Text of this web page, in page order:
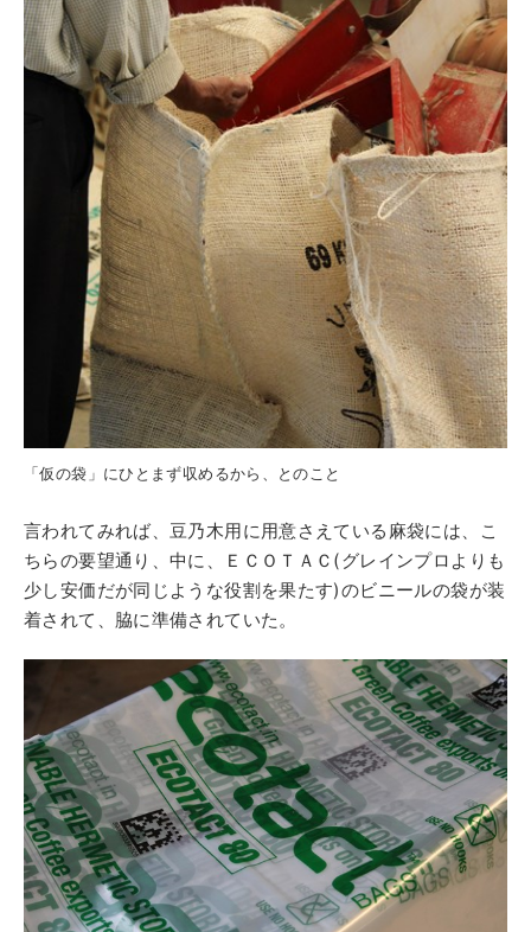
「仮の袋」にひとまず収めるから、とのこと
言われてみれば、豆乃木用に用意さえている麻袋には、こ
ちらの要望通り、中に、ＥＣＯＴＡＣ(グレインプロよりも
少し安価だが同じような役割を果たす)のビニールの袋が装
着されて、脇に準備されていた。